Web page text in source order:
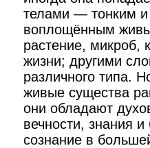
телами — тонким и
воплощённым
растение, микроб,
жизни; другими
различного типа.
живые существа
они обладают
вечности, знания
сознание в